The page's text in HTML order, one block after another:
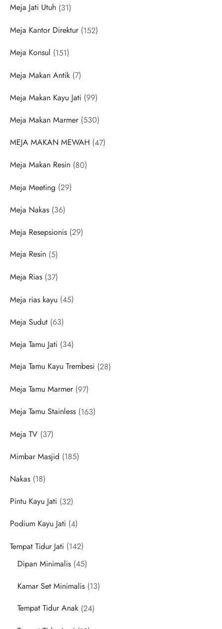
Meja Jati Utuh 3131
Meja Kantor Direktur 152152
Meja Konsul 151151
Meja Makan Antik 77
Meja Makan Kayu Jati 9999
Meja Makan Marmer 530530
MEJA MAKAN MEWAH 4747
Meja Makan Resin 8080
Meja Meeting 2929
Meja Nakas 3636
Meja Resepsionis 2929
Meja Resin 55
Meja Rias 3737
Meja rias kayu 4545
Meja Sudut 6363
Meja Tamu Jati 3434
Meja Tamu Kayu Trembesi 2828
Meja Tamu Marmer 9797
Meja Tamu Stainless 163163
Meja TV 3737
Mimbar Masjid 185185
Nakas 1818
Pintu Kayu Jati 3232
Podium Kayu Jati 44
Tempat Tidur Jati 142142
products
Dipan Minimalis 4545
Kamar Set Minimalis 1313
Tempat Tidur Anak 2424